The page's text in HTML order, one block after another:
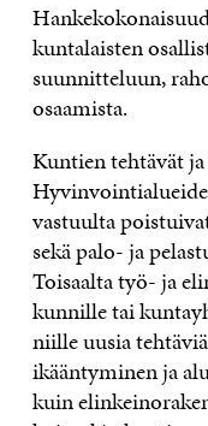
kuntalaisten
suunnitteluun,
osaamista.
Kuntien tehtävät
vastuulta
sekä palo- ja
Toisaalta työ- ja
kunnille tai
niille uusia
ikääntyminen ja
kuin